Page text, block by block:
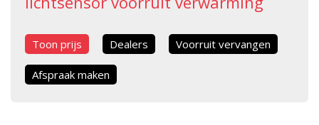
Toon prijs Dealers Voorruit vervangen
Afspraak maken